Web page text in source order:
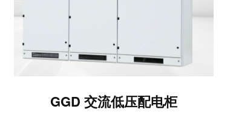
GGD 交流低压配电柜